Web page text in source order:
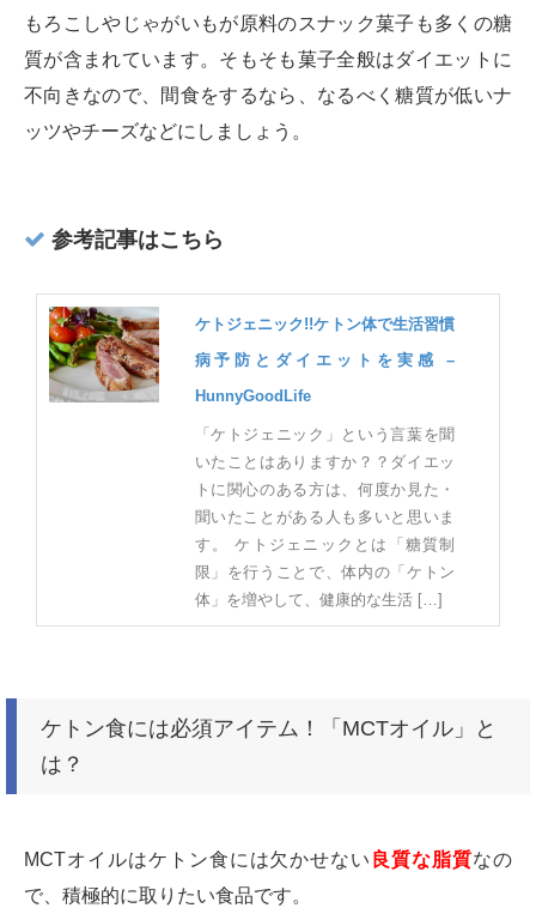
もろこしやじゃがいもが原料のスナック菓子も多くの糖
質が含まれています。そもそも菓子全般はダイエットに
不向きなので、間食をするなら、なるべく糖質が低いナ
ッツやチーズなどにしましょう。
参考記事はこちら
ケトジェニック!!ケトン体で生活習慣
病予防とダイエットを実感 –
HunnyGoodLife
「ケトジェニック」という言葉を聞
いたことはありますか？？ダイエッ
トに関心のある方は、何度か見た・
聞いたことがある人も多いと思いま
す。 ケトジェニックとは「糖質制
限」を行うことで、体内の「ケトン
体」を増やして、健康的な生活 […]
ケトン食には必須アイテム！「MCTオイル」と
は？
MCTオイルはケトン食には欠かせない 良質な脂質なの
で、積極的に取りたい食品です。